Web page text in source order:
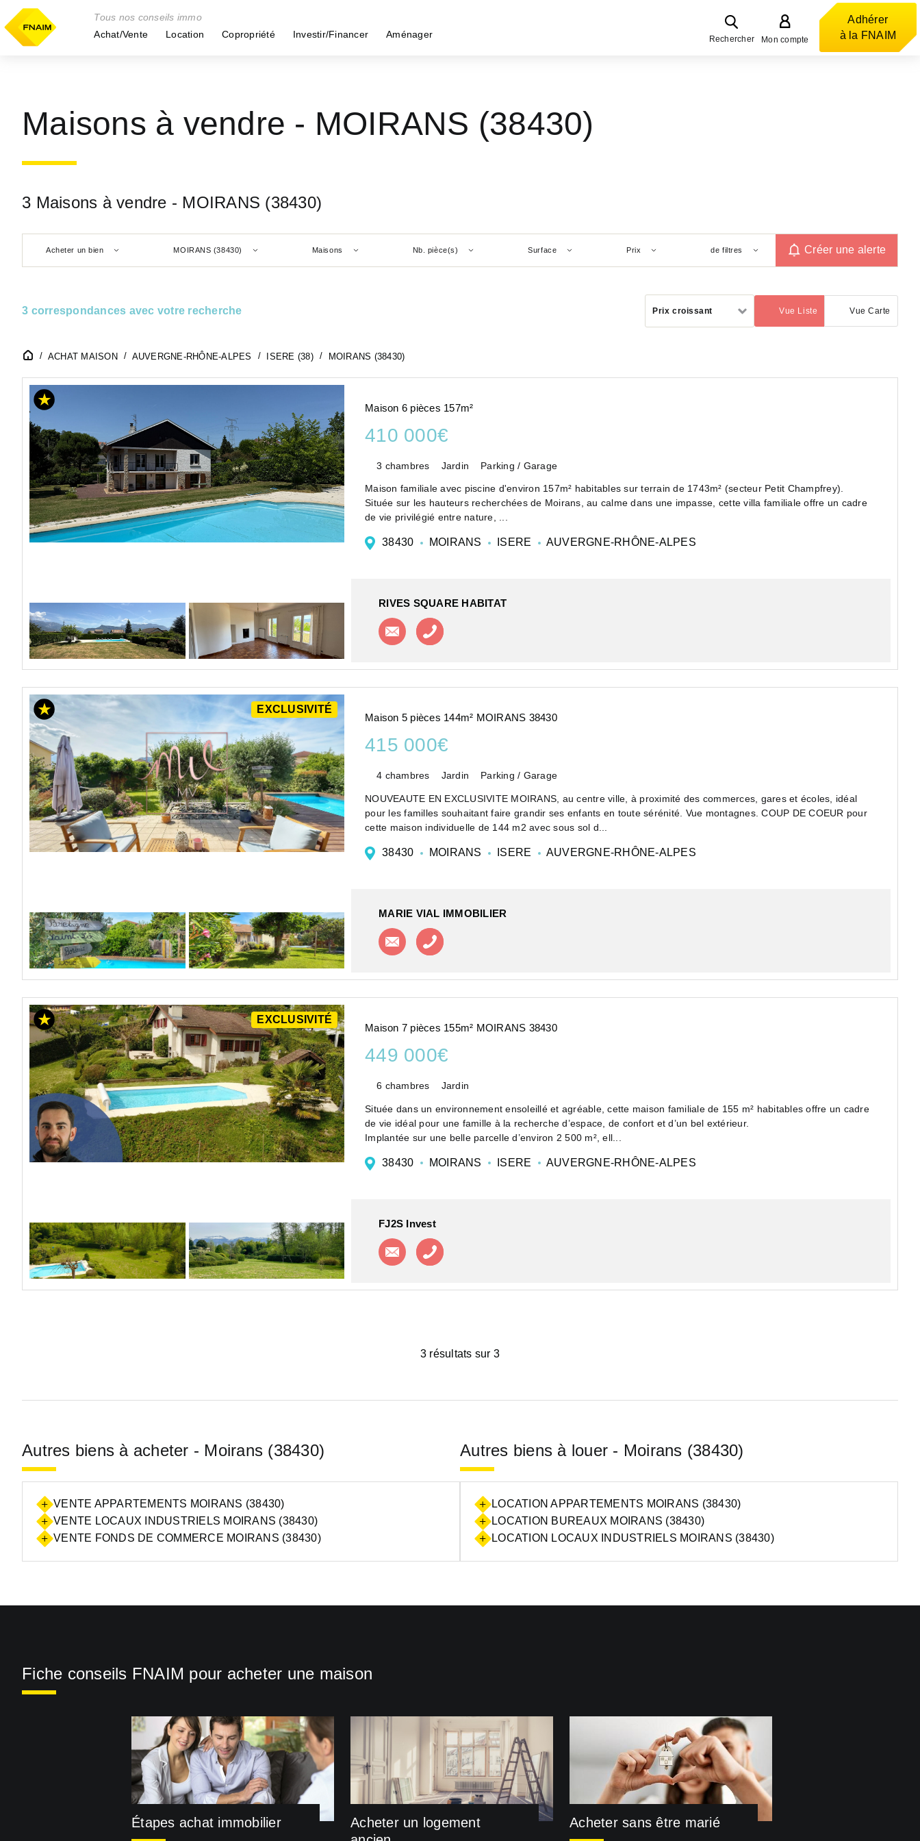
Tous nos conseils immo
Achat/Vente
Location Copropriété Investir/Financer Aménager Rechercher Mon compte
Adhérer
à la FNAIM
Maisons à vendre - MOIRANS (38430)
3 Maisons à vendre - MOIRANS (38430)
Acheter un bien MOIRANS (38430) Maisons Nb. pièce(s) Surface Prix de filtres Créer une alerte
3 correspondances avec votre recherche Prix croissant Vue Liste
(activé) Vue Carte
ACHAT MAISON AUVERGNE-RHÔNE-ALPES ISERE (38) MOIRANS (38430)
Maison 6 pièces 157m²
410 000€
3 chambres Jardin Parking / Garage
Maison familiale avec piscine d'environ 157m² habitables sur terrain de 1743m² (secteur Petit Champfrey).
Située sur les hauteurs recherchées de Moirans, au calme dans une impasse, cette villa familiale offre un cadre
de vie privilégié entre nature, ...
38430 MOIRANS ISERE AUVERGNE-RHÔNE-ALPES
RIVES SQUARE HABITAT
Contacter l'agence
EXCLUSIVITÉ
Maison 5 pièces 144m² MOIRANS 38430
415 000€
4 chambres Jardin Parking / Garage
NOUVEAUTE EN EXCLUSIVITE MOIRANS, au centre ville, à proximité des commerces, gares et écoles, idéal
pour les familles souhaitant faire grandir ses enfants en toute sérénité. Vue montagnes. COUP DE COEUR pour
cette maison individuelle de 144 m2 avec sous sol d...
38430 MOIRANS ISERE AUVERGNE-RHÔNE-ALPES
MARIE VIAL IMMOBILIER
Contacter l'agence
EXCLUSIVITÉ
Maison 7 pièces 155m² MOIRANS 38430
449 000€
6 chambres Jardin
Située dans un environnement ensoleillé et agréable, cette maison familiale de 155 m² habitables offre un cadre
de vie idéal pour une famille à la recherche d’espace, de confort et d’un bel extérieur.
Implantée sur une belle parcelle d’environ 2 500 m², ell...
38430 MOIRANS ISERE AUVERGNE-RHÔNE-ALPES
FJ2S Invest
Contacter l'agence
3 résultats sur 3
Autres biens à acheter - Moirans (38430)
VENTE APPARTEMENTS MOIRANS (38430)
VENTE LOCAUX INDUSTRIELS MOIRANS (38430)
VENTE FONDS DE COMMERCE MOIRANS (38430)
Autres biens à louer - Moirans (38430)
LOCATION APPARTEMENTS MOIRANS (38430)
LOCATION BUREAUX MOIRANS (38430)
LOCATION LOCAUX INDUSTRIELS MOIRANS (38430)
Fiche conseils FNAIM pour acheter une maison
Étapes achat immobilier
Acheter un logement
Acheter sans être marié